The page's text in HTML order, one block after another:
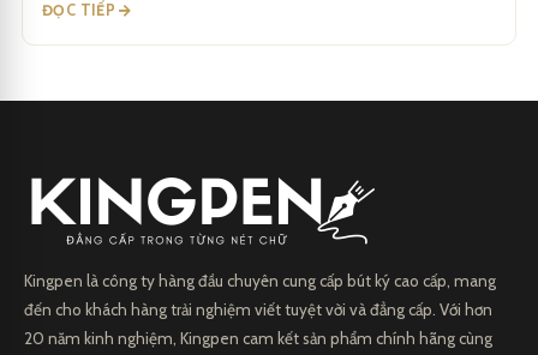
ĐỌC TIẾP
Kingpen là công ty hàng đầu chuyên cung cấp bút ký cao cấp, mang
đến cho khách hàng trải nghiệm viết tuyệt vời và đẳng cấp. Với hơn
20 năm kinh nghiệm, Kingpen cam kết sản phẩm chính hãng cùng